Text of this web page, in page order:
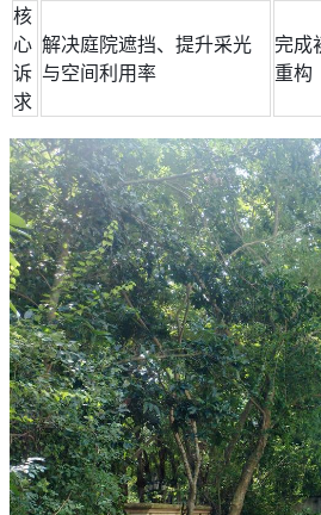
核
心
诉
求
解决庭院遮挡、提升采光
与空间利用率
完成
重构